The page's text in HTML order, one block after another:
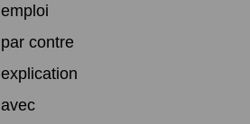
emploi
par contre
explication
avec